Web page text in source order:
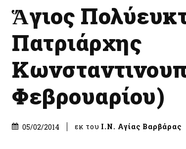
Ἅγιος
Πατριάρχης
Φεβρουαρίου)
05/02/2014 εκ του Ι.Ν. Αγίας Βαρβάρας